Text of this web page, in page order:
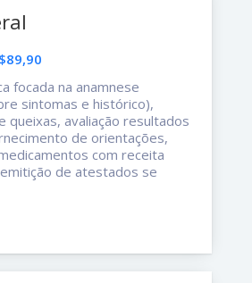
focada na anamnese
sintomas e histórico),
queixas, avaliação resultados
de orientações,
com receita
de atestados se